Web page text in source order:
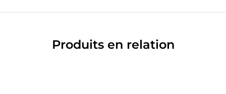
Produits en relation